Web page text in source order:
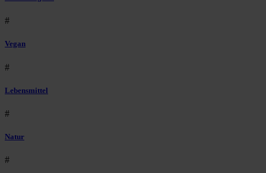
#
Vegan
#
Lebensmittel
#
Natur
#